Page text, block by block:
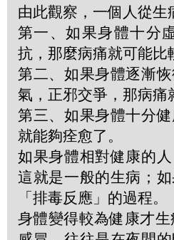
由此觀察，一個人從
第一、如果身體十分
抗，那麼病痛就可能比
第二、如果身體逐漸
氣，正邪交爭，那病痛
第三、如果身體十分
就能夠痊愈了。
如果身體相對健康的
這就是一般的生病；
「排毒反應」的過程。
身體變得較為健康才